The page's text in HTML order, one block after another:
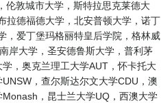
伦敦城市大学，斯特拉思克莱德大
拉德福德大学，北安普顿大学，诺丁
，爱丁堡玛格丽特皇后学院，格林威
岸大学，圣安德鲁斯大学，普利茅
，奥克兰理工大学AUT，怀卡托大
，查尔斯达尔文大学CDU，澳
，昆士兰大学UQ，西澳大学